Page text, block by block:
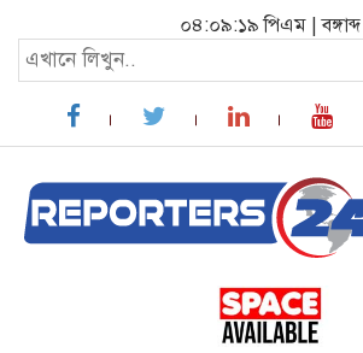
০৪:০৯:১৯ পিএম|বঙ্গাব্দ